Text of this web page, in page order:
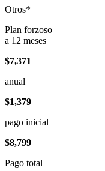
Otros*
Plan forzoso
a 12 meses
$7,371
anual
$1,379
pago inicial
$8,799
Pago total